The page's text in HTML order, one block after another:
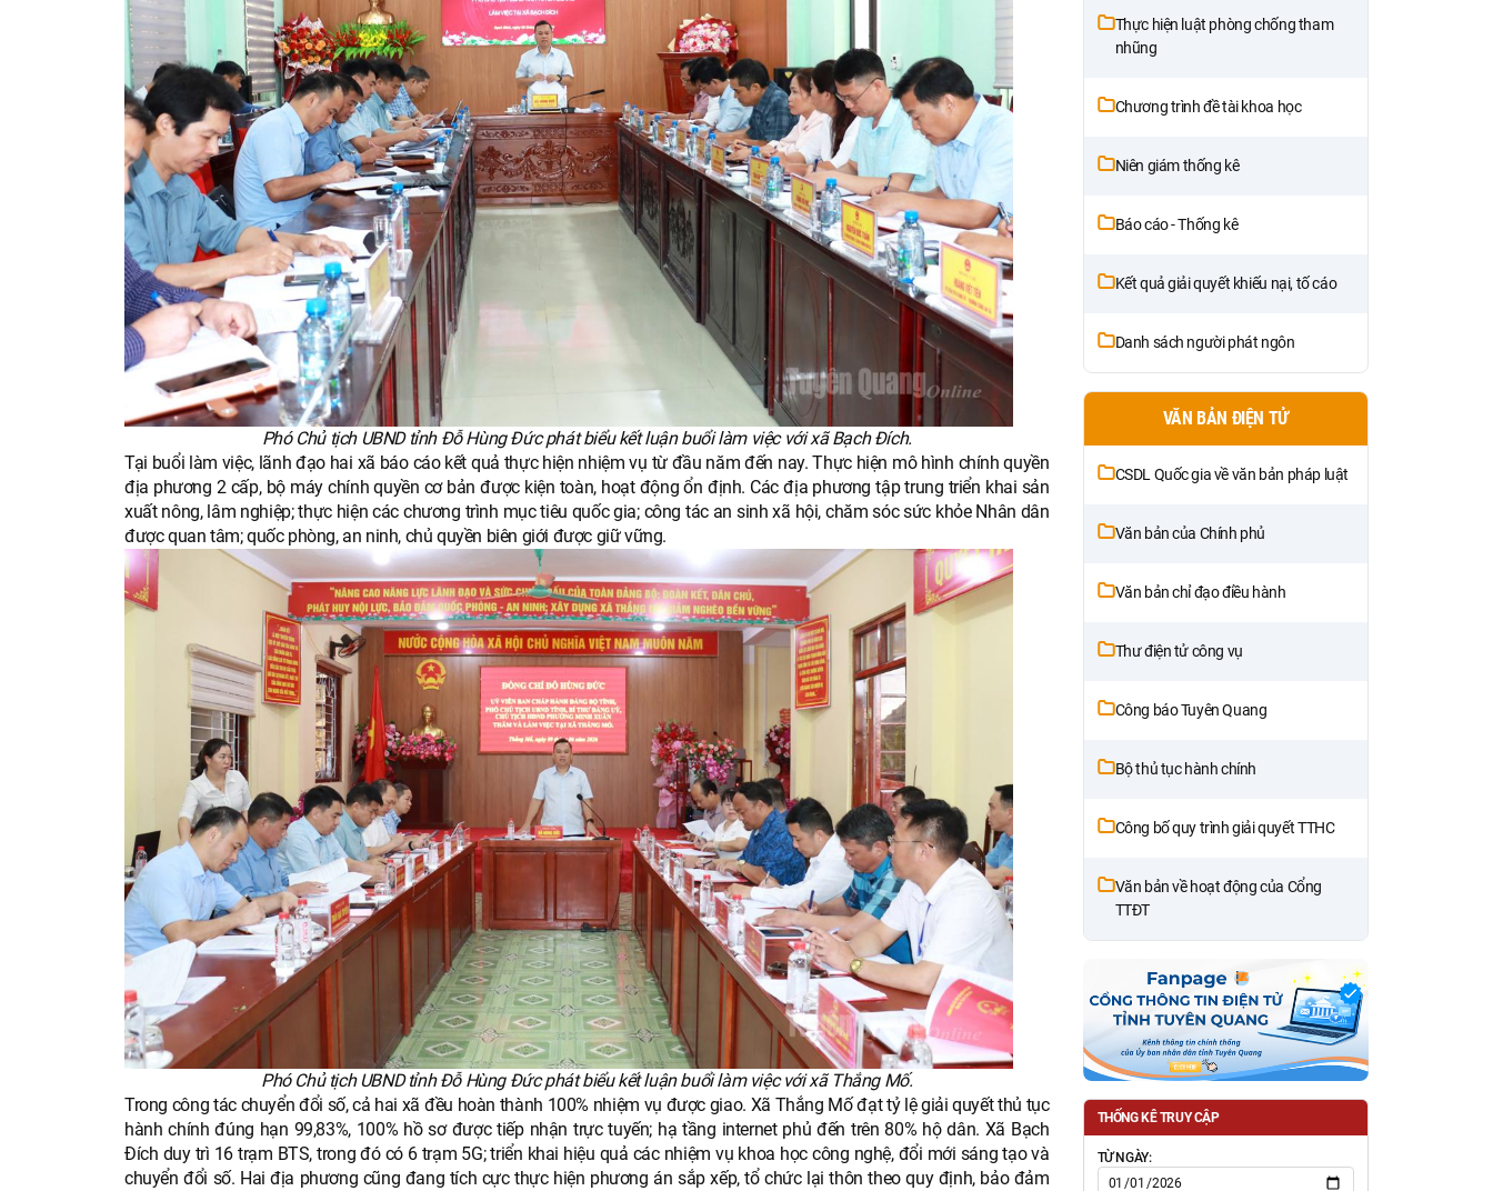
Phó Chủ tịch UBND tỉnh Đỗ Hùng Đức phát biểu kết luận buổi làm việc với xã Bạch Đích.
Tại buổi làm việc, lãnh đạo hai xã báo cáo kết quả thực hiện nhiệm vụ từ đầu năm đến nay. Thực hiện mô hình chính quyền
địa phương 2 cấp, bộ máy chính quyền cơ bản được kiện toàn, hoạt động ổn định. Các địa phương tập trung triển khai sản
xuất nông, lâm nghiệp; thực hiện các chương trình mục tiêu quốc gia; công tác an sinh xã hội, chăm sóc sức khỏe Nhân dân
được quan tâm; quốc phòng, an ninh, chủ quyền biên giới được giữ vững.
Phó Chủ tịch UBND tỉnh Đỗ Hùng Đức phát biểu kết luận buổi làm việc với xã Thắng Mố.
Trong công tác chuyển đổi số, cả hai xã đều hoàn thành 100% nhiệm vụ được giao. Xã Thắng Mố đạt tỷ lệ giải quyết thủ tục
hành chính đúng hạn 99,83%, 100% hồ sơ được tiếp nhận trực tuyến; hạ tầng internet phủ đến trên 80% hộ dân. Xã Bạch
Đích duy trì 16 trạm BTS, trong đó có 6 trạm 5G; triển khai hiệu quả các nhiệm vụ khoa học công nghệ, đổi mới sáng tạo và
chuyển đổi số. Hai địa phương cũng đang tích cực thực hiện phương án sắp xếp, tổ chức lại thôn theo quy định, bảo đảm
Thực hiện luật phòng chống tham
nhũng
Chương trình đề tài khoa học
Niên giám thống kê
Báo cáo - Thống kê
Kết quả giải quyết khiếu nại, tố cáo
Danh sách người phát ngôn
VĂN BẢN ĐIỆN TỬ
CSDL Quốc gia về văn bản pháp luật
Văn bản của Chính phủ
Văn bản chỉ đạo điều hành
Thư điện tử công vụ
Công báo Tuyên Quang
Bộ thủ tục hành chính
Công bố quy trình giải quyết TTHC
Văn bản về hoạt động của Cổng
TTĐT
THỐNG KÊ TRUY CẬP
TỪ NGÀY: